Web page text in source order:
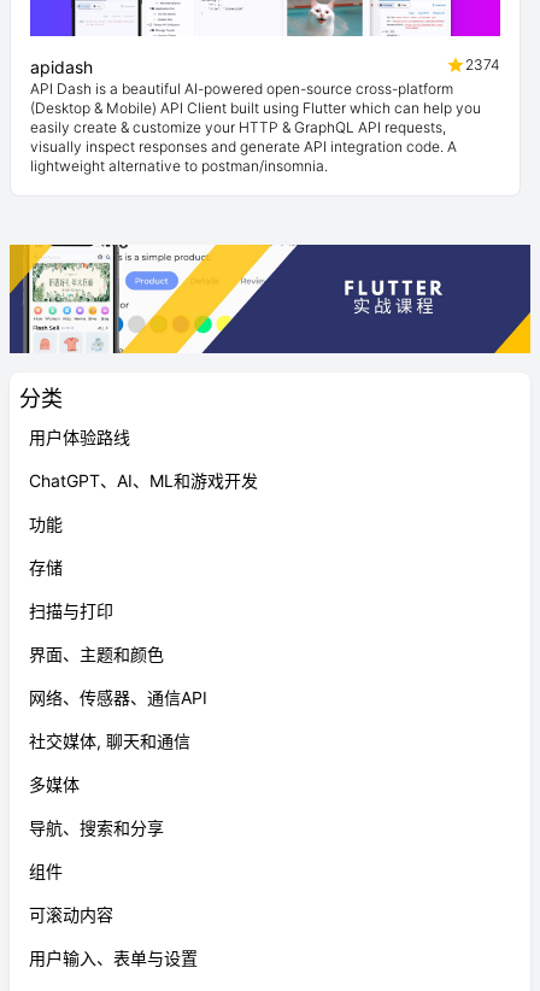
分类
用户体验路线
ChatGPT、AI、ML和游戏开发
功能
存储
扫描与打印
界面、主题和颜色
网络、传感器、通信API
社交媒体, 聊天和通信
多媒体
导航、搜索和分享
组件
可滚动内容
用户输入、表单与设置
apidash
2374
API Dash is a beautiful AI-powered open-source cross-platform
(Desktop & Mobile) API Client built using Flutter which can help you
easily create & customize your HTTP & GraphQL API requests,
visually inspect responses and generate API integration code. A
lightweight alternative to postman/insomnia.